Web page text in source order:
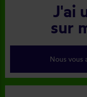
J'ai
sur
Nous vous